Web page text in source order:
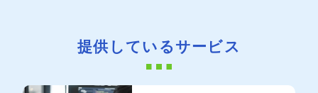
提供しているサービス